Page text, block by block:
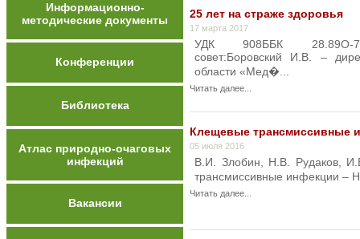
Информационно-
методические документы
Конференции
Библиотека
Атлас природно-очаговых
инфекций
Вакансии
25 лет на страже здоровья
17 марта 2017
УДК 908ББК 28.89O-
совет:Боровский И.В. –
области «Мед�...
Читать далее...
Клещевые трансмиссивные
05 июля 2016
В.И. Злобин, Н.В. Рудаков,
трансмиссивные инфекции –
Читать далее...